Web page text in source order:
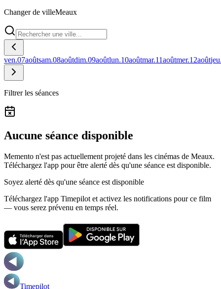
Changer de villeMeaux
ven.07aoûtsam.08aoûtdim.09aoûtlun.10aoûtmar.11aoûtmer.12août
Filtrer les séances
Aucune séance disponible
Memento n'est pas actuellement projeté dans les cinémas de Meaux.
Téléchargez l'app pour être alerté dès qu'une séance est disponible.
Soyez alerté dès qu'une séance est disponible
Téléchargez l'app Timepilot et activez les notifications pour ce film
— vous serez prévenu en temps réel.
Timepilot